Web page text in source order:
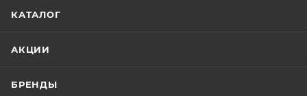
КАТАЛОГ
АКЦИИ
БРЕНДЫ